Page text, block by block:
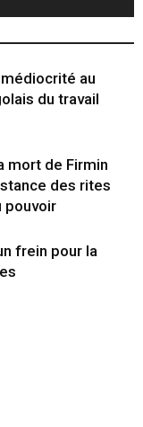
au
du travail
mort de Firmin
des rites
pouvoir
frein pour la